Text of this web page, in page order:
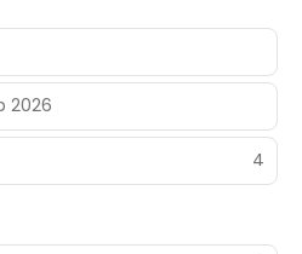
center, and dry
A roundtrip airport shuttle is
24 hours), and self
is available onsite.
2026
4